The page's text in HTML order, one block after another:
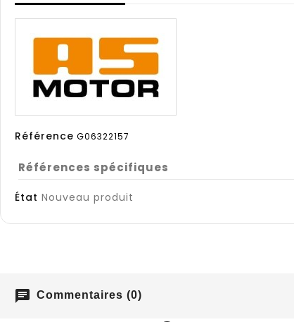
Référence G06322157
Références spécifiques
État Nouveau produit
chat Commentaires (0)